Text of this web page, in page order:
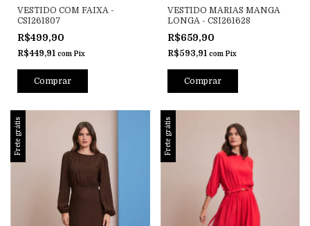
VESTIDO COM FAIXA -
CSI261807
R$499,90
R$449,91 com Pix
Comprar
VESTIDO MARIAS MANGA
LONGA - CSI261628
R$659,90
R$593,91 com Pix
Comprar
Frete grátis Frete grátis